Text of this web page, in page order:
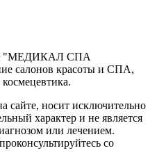
"МЕДИКАЛ СПА
салонов красоты и СПА,
сайте, носит исключительно
характер и не является
или лечением.
со